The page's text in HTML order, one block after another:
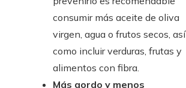
consumir más aceite de oliva
virgen, agua o frutos secos, así
como incluir verduras, frutas y
alimentos con fibra.
Más gordo y menos